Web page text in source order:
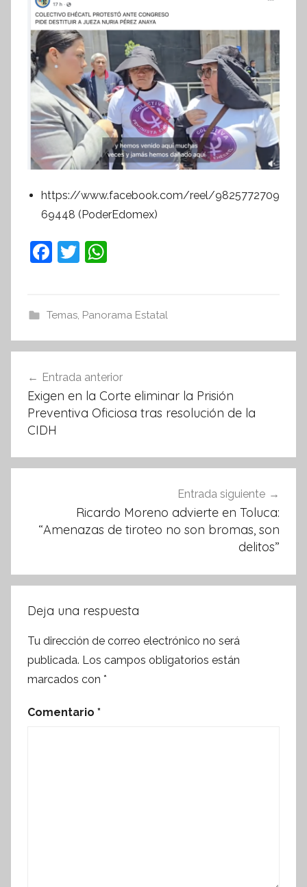
https://www.facebook.com/reel/9825772709
69448 (PoderEdomex)
F
e
b
o
k
T
er s
A
p
Temas, Panorama Estatal
de
entradas
Entrada anterior
Exigen en la Corte eliminar la Prisión
Preventiva Oficiosa tras resolución de la
CIDH
Entrada siguiente
Ricardo Moreno advierte en Toluca:
“Amenazas de tiroteo no son bromas, son
delitos”
Deja una respuesta
Tu dirección de correo electrónico no será
publicada. Los campos obligatorios están
marcados con *
Comentario *